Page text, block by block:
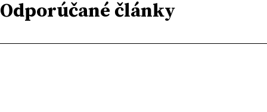
Odporúčané články